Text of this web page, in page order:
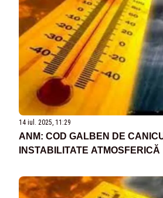
14 iul. 2025, 11:29
ANM: COD GALBEN DE
INSTABILITATE ATMOSFERICĂ